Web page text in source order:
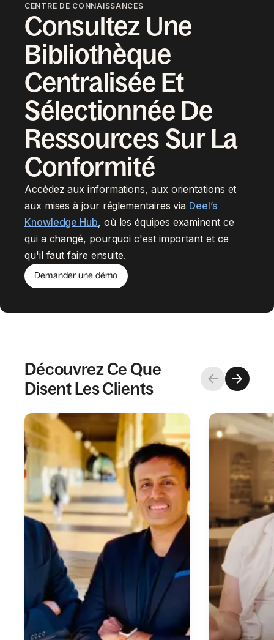
CENTRE DE CONNAISSANCES
Consultez Une
Bibliothèque
Centralisée Et
Sélectionnée De
Ressources Sur La
Conformité
Accédez aux informations, aux orientations et
aux mises à jour réglementaires via Deel’s
Knowledge Hub, où les équipes examinent ce
qui a changé, pourquoi c'est important et ce
qu'il faut faire ensuite.
Demander une démo
Découvrez Ce Que
Disent Les Clients